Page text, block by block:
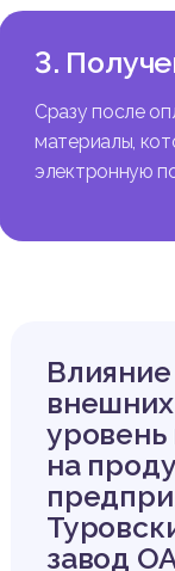
3.
Сразу после
материалы,
электронную
на
завод